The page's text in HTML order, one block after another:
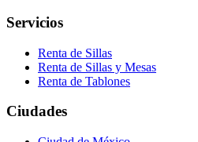
Servicios
Renta de Sillas
Renta de Sillas y Mesas
Renta de Tablones
Ciudades